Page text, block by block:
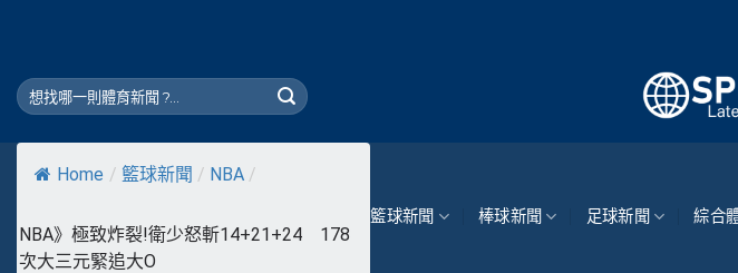
Home / 籃球新聞 / NBA /
NBA》極致炸裂!衛少怒斬14+21+24 178
次大三元緊追大O
籃球新聞 棒球新聞 足球新聞 綜合